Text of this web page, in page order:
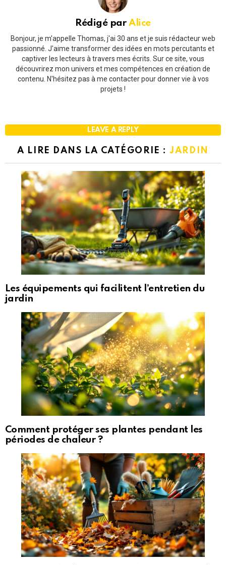
Rédigé parAlice
Bonjour, je m'appelle Thomas, j'ai 30 ans et je suis rédacteur web
passionné. J'aime transformer des idées en mots percutants et
captiver les lecteurs à travers mes écrits. Sur ce site, vous
découvrirez mon univers et mes compétences en création de
contenu. N'hésitez pas à me contacter pour donner vie à vos
projets !
LEAVE A REPLY
A LIRE DANS LA CATÉGORIE :JARDIN
Les équipements qui facilitent l’entretien du
jardin
Comment protéger ses plantes pendant les
périodes de chaleur ?